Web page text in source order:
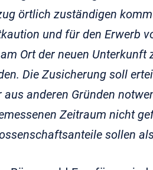
örtlich zuständigen
und für den Erwerb
Ort der neuen
Die Zusicherung soll
aus anderen Gründen
Zeitraum nicht
sollen